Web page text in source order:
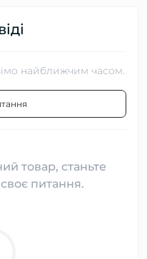
найближчим часом.
товар, станьте
питання.